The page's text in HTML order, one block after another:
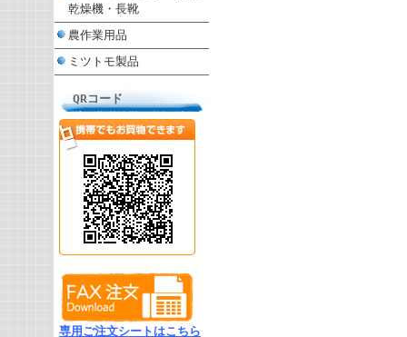
乾燥機・長靴
農作業用品
ミツトモ製品
QRコード
専用ご注文シートはこちら